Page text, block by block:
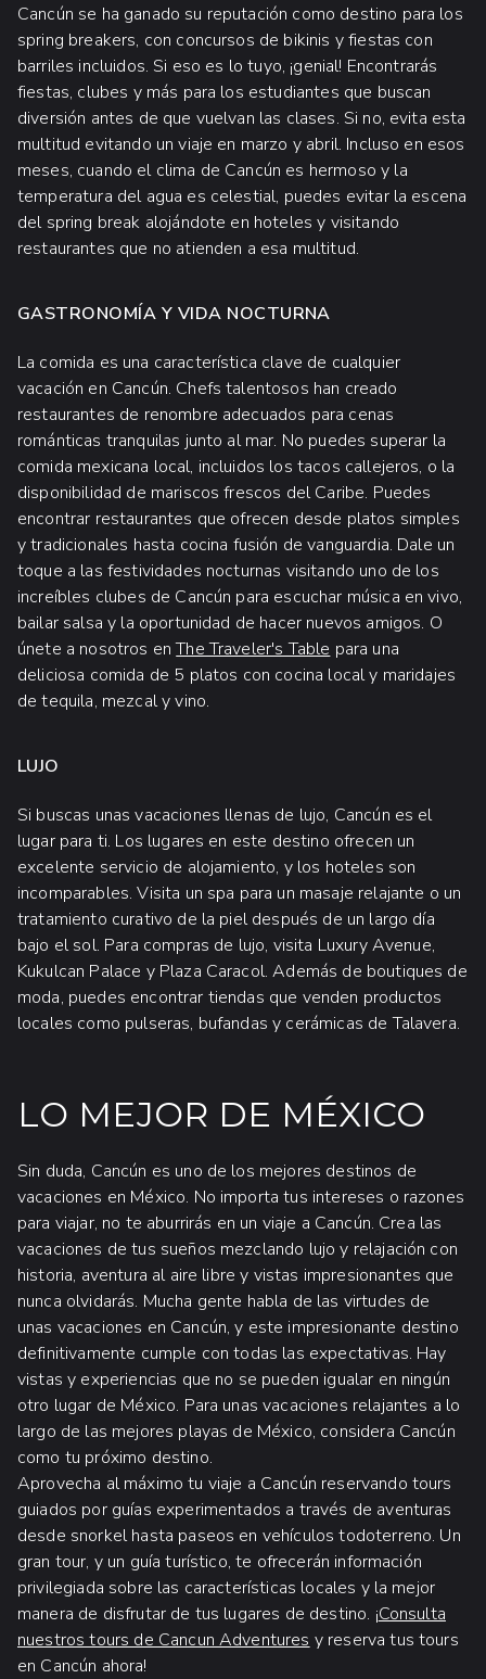
Cancún se ha ganado su reputación como destino para los
spring breakers, con concursos de bikinis y fiestas con
barriles incluidos. Si eso es lo tuyo, ¡genial! Encontrarás
fiestas, clubes y más para los estudiantes que buscan
diversión antes de que vuelvan las clases. Si no, evita esta
multitud evitando un viaje en marzo y abril. Incluso en esos
meses, cuando el clima de Cancún es hermoso y la
temperatura del agua es celestial, puedes evitar la escena
del spring break alojándote en hoteles y visitando
restaurantes que no atienden a esa multitud.
GASTRONOMÍA Y VIDA NOCTURNA
La comida es una característica clave de cualquier
vacación en Cancún. Chefs talentosos han creado
restaurantes de renombre adecuados para cenas
románticas tranquilas junto al mar. No puedes superar la
comida mexicana local, incluidos los tacos callejeros, o la
disponibilidad de mariscos frescos del Caribe. Puedes
encontrar restaurantes que ofrecen desde platos simples
y tradicionales hasta cocina fusión de vanguardia. Dale un
toque a las festividades nocturnas visitando uno de los
increíbles clubes de Cancún para escuchar música en vivo,
bailar salsa y la oportunidad de hacer nuevos amigos. O
únete a nosotros enThe Traveler's Table para una
deliciosa comida de 5 platos con cocina local y maridajes
de tequila, mezcal y vino.
LUJO
Si buscas unas vacaciones llenas de lujo, Cancún es el
lugar para ti. Los lugares en este destino ofrecen un
excelente servicio de alojamiento, y los hoteles son
incomparables. Visita un spa para un masaje relajante o un
tratamiento curativo de la piel después de un largo día
bajo el sol. Para compras de lujo, visita Luxury Avenue,
Kukulcan Palace y Plaza Caracol. Además de boutiques de
moda, puedes encontrar tiendas que venden productos
locales como pulseras, bufandas y cerámicas de Talavera.
LO MEJOR DE MÉXICO
Sin duda, Cancún es uno de los mejores destinos de
vacaciones en México. No importa tus intereses o razones
para viajar, no te aburrirás en un viaje a Cancún. Crea las
vacaciones de tus sueños mezclando lujo y relajación con
historia, aventura al aire libre y vistas impresionantes que
nunca olvidarás. Mucha gente habla de las virtudes de
unas vacaciones en Cancún, y este impresionante destino
definitivamente cumple con todas las expectativas. Hay
vistas y experiencias que no se pueden igualar en ningún
otro lugar de México. Para unas vacaciones relajantes a lo
largo de las mejores playas de México, considera Cancún
como tu próximo destino.
Aprovecha al máximo tu viaje a Cancún reservando tours
guiados por guías experimentados a través de aventuras
desde snorkel hasta paseos en vehículos todoterreno. Un
gran tour, y un guía turístico, te ofrecerán información
privilegiada sobre las características locales y la mejor
manera de disfrutar de tus lugares de destino. ¡Consulta
nuestros tours de Cancun Adventures y reserva tus tours
en Cancún ahora!